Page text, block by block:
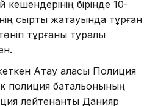
кешендерінің бірінде 10-
сыртқы жақтауында тұрған
тұрғаны туралы
Ақтау қаласы Полиция
полиция батальонының
лейтенанты Данияр